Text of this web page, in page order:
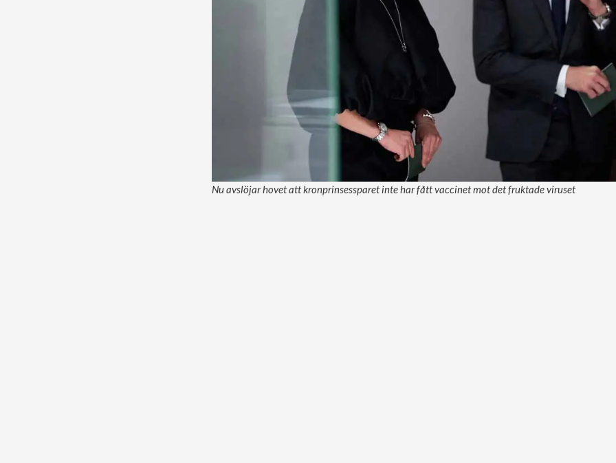
Nu avslöjar hovet att kronprinsessparet inte har fått vaccinet mot det fruktade viruset